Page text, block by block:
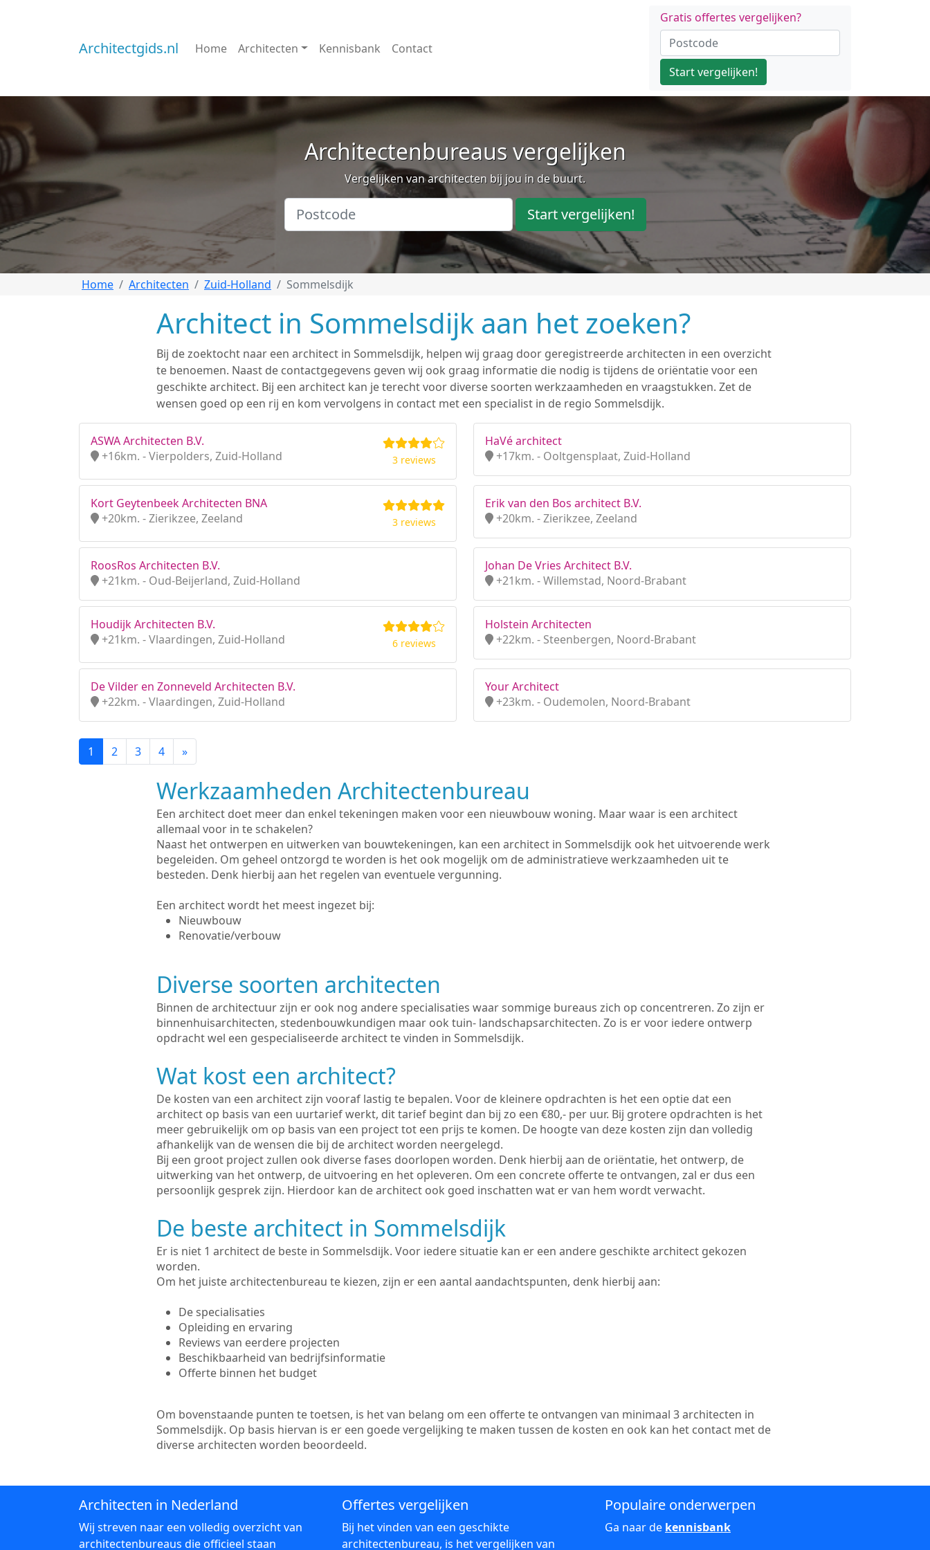
Architectgids.nl Home Architecten Kennisbank Contact
Gratis offertes vergelijken?
Start vergelijken!
Architectenbureaus vergelijken
Vergelijken van architecten bij jou in de buurt.
Start vergelijken!
Home Architecten Zuid-Holland Sommelsdijk
Architect in Sommelsdijk aan het zoeken?
Bij de zoektocht naar een architect in Sommelsdijk, helpen wij graag door geregistreerde architecten in een overzicht
te benoemen. Naast de contactgegevens geven wij ook graag informatie die nodig is tijdens de oriëntatie voor een
geschikte architect. Bij een architect kan je terecht voor diverse soorten werkzaamheden en vraagstukken. Zet de
wensen goed op een rij en kom vervolgens in contact met een specialist in de regio Sommelsdijk.
ASWA Architecten B.V.
+16km. - Vierpolders, Zuid-Holland
3 reviews
HaVé architect
+17km. - Ooltgensplaat, Zuid-Holland
Kort Geytenbeek Architecten BNA
+20km. - Zierikzee, Zeeland
3 reviews
Erik van den Bos architect B.V.
+20km. - Zierikzee, Zeeland
RoosRos Architecten B.V.
+21km. - Oud-Beijerland, Zuid-Holland
Johan De Vries Architect B.V.
+21km. - Willemstad, Noord-Brabant
Houdijk Architecten B.V.
+21km. - Vlaardingen, Zuid-Holland
6 reviews
Holstein Architecten
+22km. - Steenbergen, Noord-Brabant
De Vilder en Zonneveld Architecten B.V.
+22km. - Vlaardingen, Zuid-Holland
Your Architect
+23km. - Oudemolen, Noord-Brabant
1 2 3 4 »
Werkzaamheden Architectenbureau
Een architect doet meer dan enkel tekeningen maken voor een nieuwbouw woning. Maar waar is een architect
allemaal voor in te schakelen?
Naast het ontwerpen en uitwerken van bouwtekeningen, kan een architect in Sommelsdijk ook het uitvoerende werk
begeleiden. Om geheel ontzorgd te worden is het ook mogelijk om de administratieve werkzaamheden uit te
besteden. Denk hierbij aan het regelen van eventuele vergunning.
Een architect wordt het meest ingezet bij:
Nieuwbouw
Renovatie/verbouw
Diverse soorten architecten
Binnen de architectuur zijn er ook nog andere specialisaties waar sommige bureaus zich op concentreren. Zo zijn er
binnenhuisarchitecten, stedenbouwkundigen maar ook tuin- landschapsarchitecten. Zo is er voor iedere ontwerp
opdracht wel een gespecialiseerde architect te vinden in Sommelsdijk.
Wat kost een architect?
De kosten van een architect zijn vooraf lastig te bepalen. Voor de kleinere opdrachten is het een optie dat een
architect op basis van een uurtarief werkt, dit tarief begint dan bij zo een €80,- per uur. Bij grotere opdrachten is het
meer gebruikelijk om op basis van een project tot een prijs te komen. De hoogte van deze kosten zijn dan volledig
afhankelijk van de wensen die bij de architect worden neergelegd.
Bij een groot project zullen ook diverse fases doorlopen worden. Denk hierbij aan de oriëntatie, het ontwerp, de
uitwerking van het ontwerp, de uitvoering en het opleveren. Om een concrete offerte te ontvangen, zal er dus een
persoonlijk gesprek zijn. Hierdoor kan de architect ook goed inschatten wat er van hem wordt verwacht.
De beste architect in Sommelsdijk
Er is niet 1 architect de beste in Sommelsdijk. Voor iedere situatie kan er een andere geschikte architect gekozen
worden.
Om het juiste architectenbureau te kiezen, zijn er een aantal aandachtspunten, denk hierbij aan:
De specialisaties
Opleiding en ervaring
Reviews van eerdere projecten
Beschikbaarheid van bedrijfsinformatie
Offerte binnen het budget
Om bovenstaande punten te toetsen, is het van belang om een offerte te ontvangen van minimaal 3 architecten in
Sommelsdijk. Op basis hiervan is er een goede vergelijking te maken tussen de kosten en ook kan het contact met de
diverse architecten worden beoordeeld.
Architecten in Nederland
Wij streven naar een volledig overzicht van
architectenbureaus die officieel staan
Offertes vergelijken
Bij het vinden van een geschikte
architectenbureau, is het vergelijken van
Populaire onderwerpen
Ga naar de kennisbank